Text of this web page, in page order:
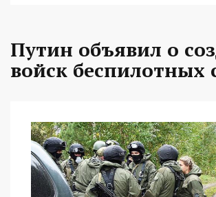
Путин объявил о
войск беспилотных